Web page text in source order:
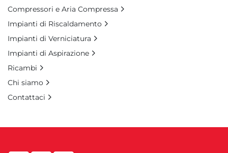
Compressori e Aria Compressa
Impianti di Riscaldamento
Impianti di Verniciatura
Impianti di Aspirazione
Ricambi
Chi siamo
Contattaci